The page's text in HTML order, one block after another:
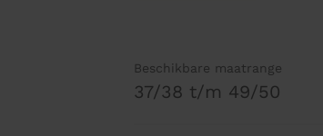
Beschikbare maatrange
37/38 t/m 49/50